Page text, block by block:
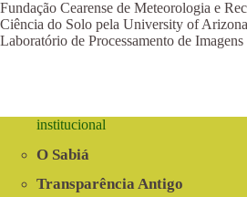
Fundação Cearense de Meteorologia e
Ciência do Solo pela University of
Laboratório de Processamento de Imagens
institucional
O Sabiá
Transparência Antigo